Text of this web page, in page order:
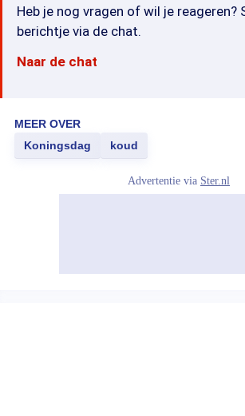
Heb je nog vragen of wil je reageren?
berichtje via de chat.
Naar de chat
MEER OVER
Koningsdag
koud
Advertentie via Ster.nl